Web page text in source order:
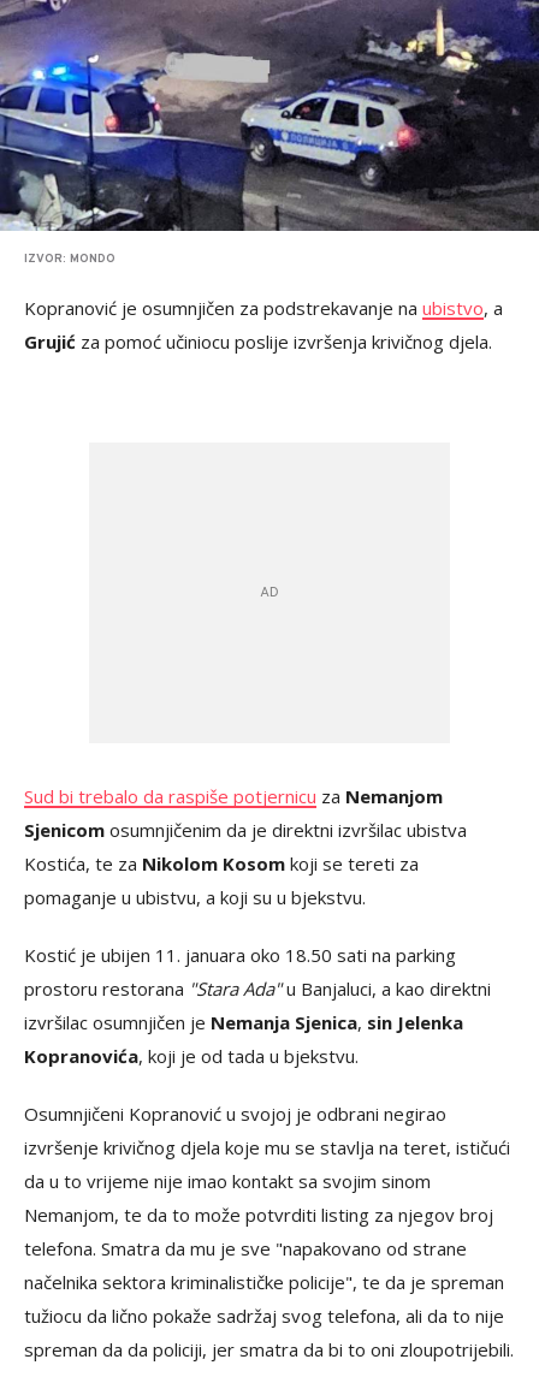
IZVOR: MONDO
Kopranović je osumnjičen za podstrekavanje na ubistvo, a
Grujić za pomoć učiniocu poslije izvršenja krivičnog djela.
Sud bi trebalo da raspiše potjernicu za Nemanjom
Sjenicom osumnjičenim da je direktni izvršilac ubistva
Kostića, te za Nikolom Kosom koji se tereti za
pomaganje u ubistvu, a koji su u bjekstvu.
Kostić je ubijen 11. januara oko 18.50 sati na parking
prostoru restorana "Stara Ada"u Banjaluci, a kao direktni
izvršilac osumnjičen je Nemanja Sjenica, sin Jelenka
Kopranovića, koji je od tada u bjekstvu.
Osumnjičeni Kopranović u svojoj je odbrani negirao
izvršenje krivičnog djela koje mu se stavlja na teret, ističući
da u to vrijeme nije imao kontakt sa svojim sinom
Nemanjom, te da to može potvrditi listing za njegov broj
telefona. Smatra da mu je sve "napakovano od strane
načelnika sektora kriminalističke policije", te da je spreman
tužiocu da lično pokaže sadržaj svog telefona, ali da to nije
spreman da da policiji, jer smatra da bi to oni zloupotrijebili.